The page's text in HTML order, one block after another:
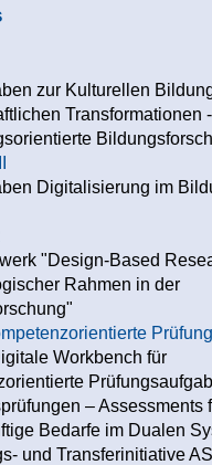
zur Kulturellen
Transformationen
Digitalisierung im
"Design-Based
Rahmen in der
Workbench für
– Assessments
Bedarfe im Dualen
und Transferinitiative